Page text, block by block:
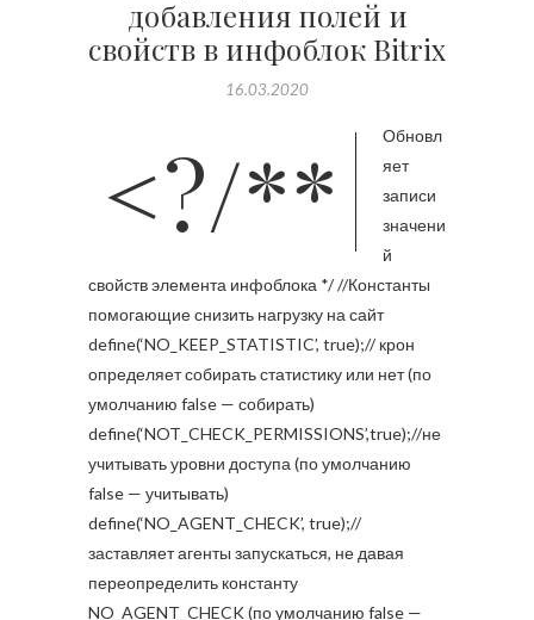
добавления полей и
свойств в инфоблок Bitrix
16.03.2020
<?/** Обновл
яет
записи
значени
й
свойств элемента инфоблока */ //Константы
помогающие снизить нагрузку на сайт
define(‘NO_KEEP_STATISTIC’, true);// крон
определяет собирать статистику или нет (по
умолчанию false — собирать)
define(‘NOT_CHECK_PERMISSIONS’,true);//не
учитывать уровни доступа (по умолчанию
false — учитывать)
define(‘NO_AGENT_CHECK’, true);//
заставляет агенты запускаться, не давая
переопределить константу
NO_AGENT_CHECK (по умолчанию false —